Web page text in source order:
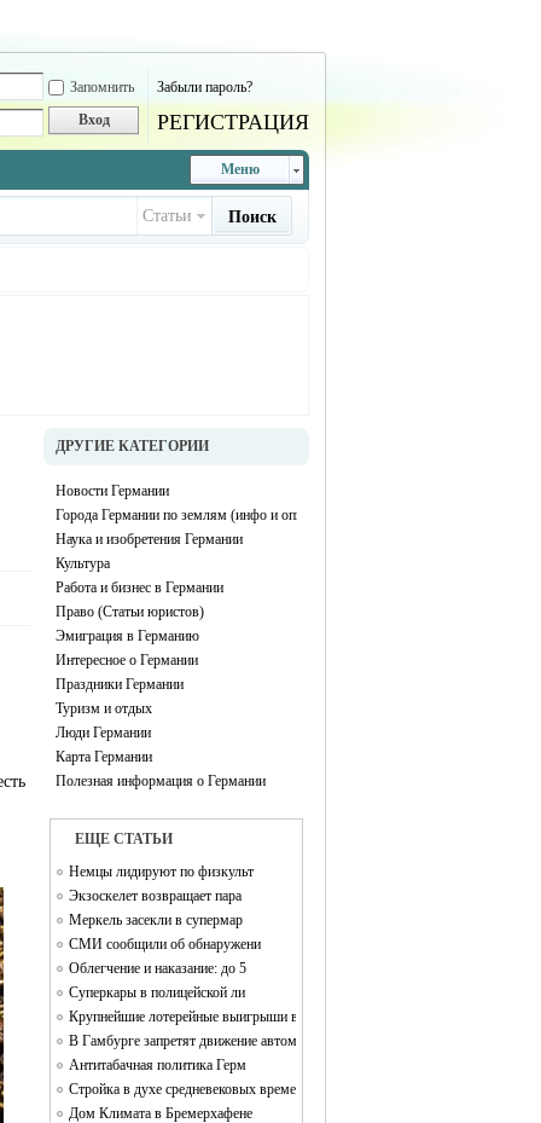
Запомнить Забыли пароль?
Вход РЕГИСТРАЦИЯ
Меню
Статьи Поиск
ДРУГИЕ КАТЕГОРИИ
Новости Германии
Города Германии по землям (инфо и описание каждого города)
Наука и изобретения Германии
Культура
Работа и бизнес в Германии
Право (Статьи юристов)
Эмиграция в Германию
Интересное о Германии
Праздники Германии
Туризм и отдых
Люди Германии
Карта Германии
Полезная информация о Германии
EЩЕ СТАТЬИ
Немцы лидируют по физкульт
Экзоскелет возвращает пара
Меркель засекли в супермар
СМИ сообщили об обнаружени
Облегчение и наказание: до 5
Суперкары в полицейской ли
Крупнейшие лотерейные выигрыши в Германии
В Гамбурге запретят движение автомобилей
Антитабачная политика Герм
Стройка в духе средневековых времен Campus Galli
Дом Климата в Бремерхафене